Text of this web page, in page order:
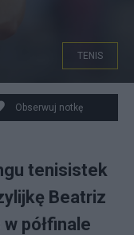
TENIS
Obserwuj notkę
tenisistek
Beatriz
półfinale